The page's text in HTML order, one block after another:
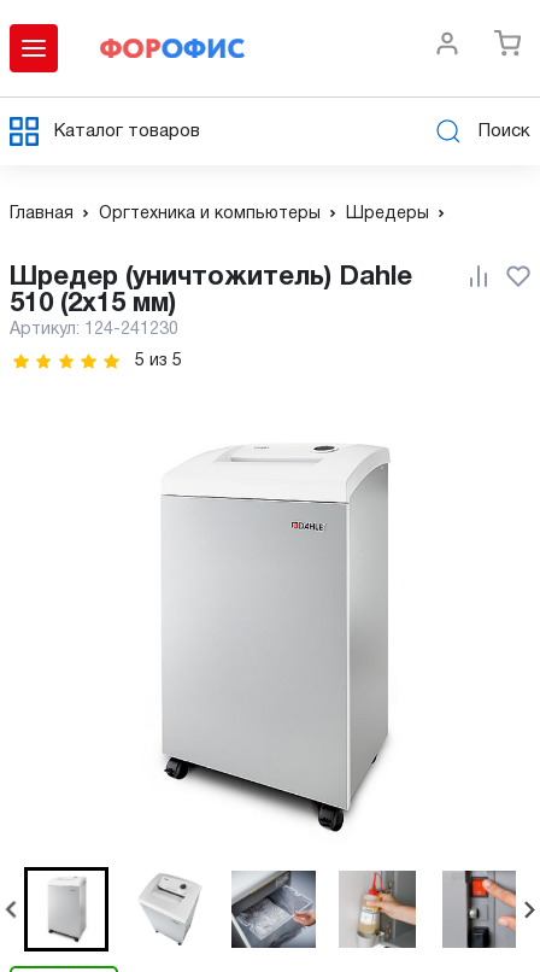
Каталог товаров Поиск
Главная Оргтехника и компьютеры Шредеры
Шредер (уничтожитель) Dahle
510 (2х15 мм)
Артикул: 124-241230
5 из 5